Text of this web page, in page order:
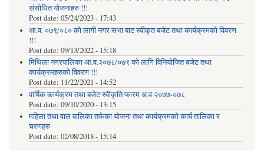
संसोधित योजनाहरु !!!
Post date: 05/24/2023 - 17:43
आ.व. ०७९/०८० को लागी नगर सभा बाट स्वीकृत बजेट तथा कार्यक्रमको विवरण
!!!
Post date: 09/13/2022 - 15:18
मिथिला नगरपालिका आ.व.२०७८/०७९ को लागि विनियोजित बजेट तथा
कार्यक्रमहरुको विवरण !!!
Post date: 11/22/2021 - 14:52
वार्षिक कार्यक्रम तथा बजेट स्वीकृति फारम अ.व २०७७-०७८
Post date: 09/10/2020 - 13:15
महिला तथा वाल वालिका तर्फका याेजना तथा कार्यक्रमकाे कार्य तालिका र
चरणहरु
Post date: 02/08/2018 - 15:14